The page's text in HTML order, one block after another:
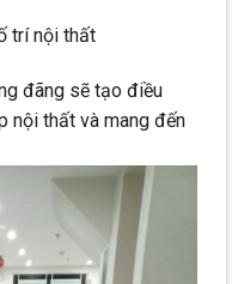
trí nội thất
đãng sẽ tạo điều
nội thất và mang đến